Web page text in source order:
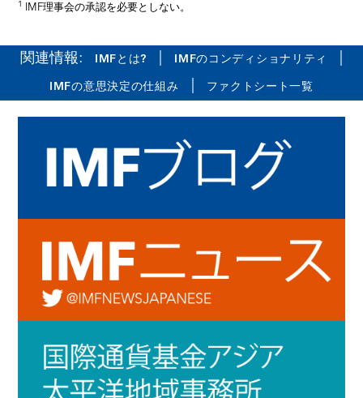
1 IMF理事会の承認を必要としない。
関連情報: IMFとは? | IMFのコンディショナリティ |
IMFの意思決定の仕組み | ファクトシート一覧